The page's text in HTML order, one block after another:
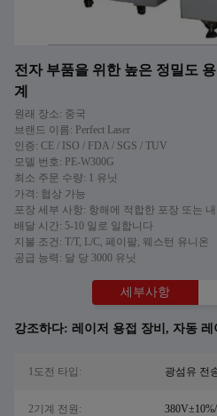
전자 부품을 위한 높은 정밀도
계
원래 장소: 중국
브랜드 이름: Perfect Laser
인증: CE / ISO / FDA / SGS / TUV
모델 번호: PE-W300G
최소 주문 수량: 1 유닛
가격: 협상 가능
포장 세부 사항: 항해에 적합한 포장 또는
배달 시간: 5-10 일로 일합니다
지불 조건: T/T, L/C, 페이팔, 웨스턴 유니온
공급 능력: 달 당 3000 유닛
세부사항
강조하다: 레이저 용접 장비 , 자동 레
1도전 타입: 광섬유 전
2기계 전원: